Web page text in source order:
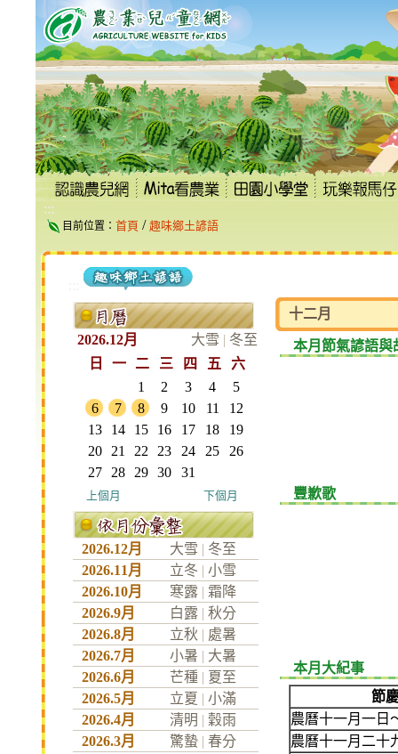
到
主
要
內
容
區
塊
:::
目前位置： 首頁 / 趣味鄉土諺語
2026.12月 大雪 | 冬至
日
一 二 三 四 五
六
1
2 3 4
5
6
7 8 9 10 11
12
13
14 15 16 17 18
19
20
21 22 23 24 25
26
27
28 29 30 31
上個月 下個月
2026.12月 大雪 | 冬至
2026.11月
立冬 | 小雪
2026.10月
寒露 | 霜降
2026.9月
白露 | 秋分
2026.8月
立秋 | 處暑
2026.7月
小暑 | 大暑
2026.6月
芒種 | 夏至
2026.5月
立夏 | 小滿
2026.4月
清明 | 穀雨
2026.3月
驚蟄 | 春分
十二月
本月節氣諺語與
豐歉歌
本月大紀事
節
農曆十一月一日
農曆十一月二十